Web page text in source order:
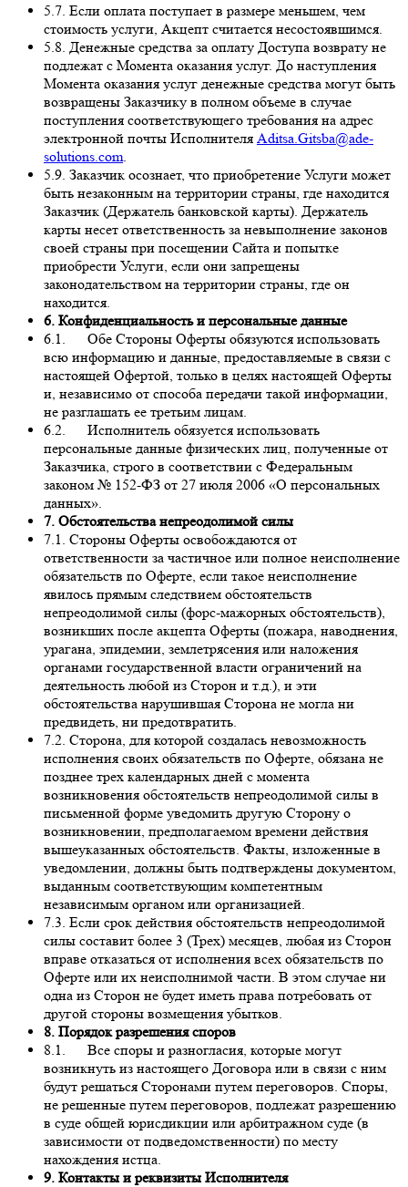
5.7. Если оплата поступает в размере меньшем, чем
стоимость услуги, Акцепт считается несостоявшимся.
5.8. Денежные средства за оплату Доступа возврату не
подлежат с Момента оказания услуг. До наступления
Момента оказания услуг денежные средства могут быть
возвращены Заказчику в полном объеме в случае
поступления соответствующего требования на адрес
электронной почты Исполнителя Aditsa.Gitsba@ade-
solutions.com.
5.9. Заказчик осознает, что приобретение Услуги может
быть незаконным на территории страны, где находится
Заказчик (Держатель банковской карты). Держатель
карты несет ответственность за невыполнение законов
своей страны при посещении Сайта и попытке
приобрести Услуги, если они запрещены
законодательством на территории страны, где он
находится.
6. Конфиденциальность и персональные данные
6.1. Обе Стороны Оферты обязуются использовать
всю информацию и данные, предоставляемые в связи с
настоящей Офертой, только в целях настоящей Оферты
и, независимо от способа передачи такой информации,
не разглашать ее третьим лицам.
6.2. Исполнитель обязуется использовать
персональные данные физических лиц, полученные от
Заказчика, строго в соответствии с Федеральным
законом № 152-ФЗ от 27 июля 2006 «О персональных
данных».
7. Обстоятельства непреодолимой силы
7.1. Стороны Оферты освобождаются от
ответственности за частичное или полное неисполнение
обязательств по Оферте, если такое неисполнение
явилось прямым следствием обстоятельств
непреодолимой силы (форс-мажорных обстоятельств),
возникших после акцепта Оферты (пожара, наводнения,
урагана, эпидемии, землетрясения или наложения
органами государственной власти ограничений на
деятельность любой из Сторон и т.д.), и эти
обстоятельства нарушившая Сторона не могла ни
предвидеть, ни предотвратить.
7.2. Сторона, для которой создалась невозможность
исполнения своих обязательств по Оферте, обязана не
позднее трех календарных дней с момента
возникновения обстоятельств непреодолимой силы в
письменной форме уведомить другую Сторону о
возникновении, предполагаемом времени действия
вышеуказанных обстоятельств. Факты, изложенные в
уведомлении, должны быть подтверждены документом,
выданным соответствующим компетентным
независимым органом или организацией.
7.3. Если срок действия обстоятельств непреодолимой
силы составит более 3 (Трех) месяцев, любая из Сторон
вправе отказаться от исполнения всех обязательств по
Оферте или их неисполнимой части. В этом случае ни
одна из Сторон не будет иметь права потребовать от
другой стороны возмещения убытков.
8. Порядок разрешения споров
8.1. Все споры и разногласия, которые могут
возникнуть из настоящего Договора или в связи с ним
будут решаться Сторонами путем переговоров. Споры,
не решенные путем переговоров, подлежат разрешению
в суде общей юрисдикции или арбитражном суде (в
зависимости от подведомственности) по месту
нахождения истца.
9. Контакты и реквизиты Исполнителя